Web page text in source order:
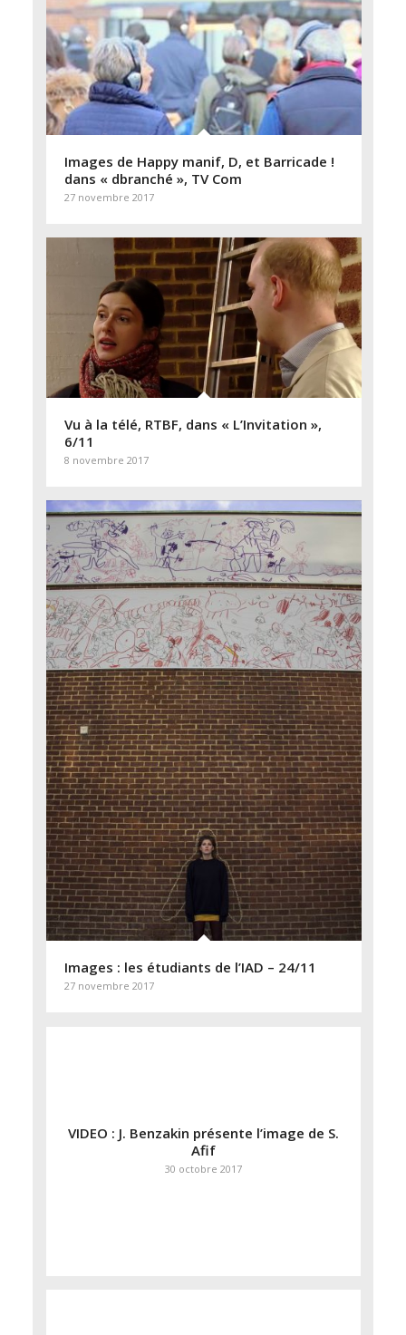
Images de Happy manif, D, et Barricade !
dans « dbranché », TV Com
27 novembre 2017
Vu à la télé, RTBF, dans « L’Invitation »,
6/11
8 novembre 2017
Images : les étudiants de l’IAD – 24/11
27 novembre 2017
VIDEO : J. Benzakin présente l’image de S.
Afif
30 octobre 2017